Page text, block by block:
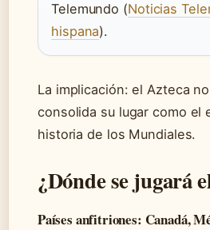
Telemundo (Noticias
hispana).
La implicación: el Azteca
consolida su lugar como el
historia de los Mundiales.
¿Dónde se jugará
Países anfitriones: Canadá,